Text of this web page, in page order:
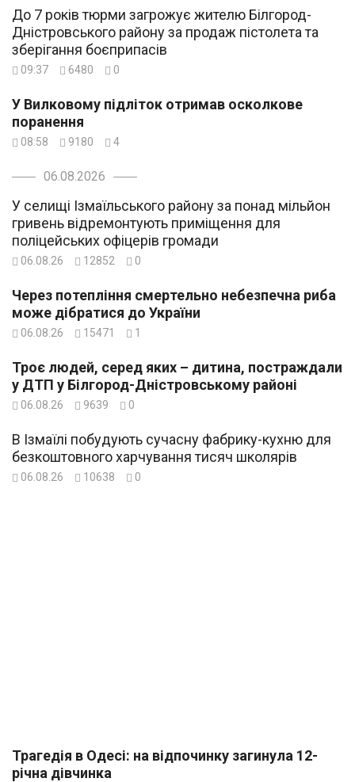
До 7 років тюрми загрожує жителю Білгород-
Дністровського району за продаж пістолета та
зберігання боєприпасів
09:37 6480 0
У Вилковому підліток отримав осколкове
поранення
08:58 9180 4
06.08.2026
У селищі Ізмаїльського району за понад мільйон
гривень відремонтують приміщення для
поліцейських офіцерів громади
06.08.26 12852 0
Через потепління смертельно небезпечна риба
може дібратися до України
06.08.26 15471 1
Троє людей, серед яких – дитина, постраждали
у ДТП у Білгород-Дністровському районі
06.08.26 9639 0
В Ізмаїлі побудують сучасну фабрику-кухню для
безкоштовного харчування тисяч школярів
06.08.26 10638 0
Трагедія в Одесі: на відпочинку загинула 12-
річна дівчинка